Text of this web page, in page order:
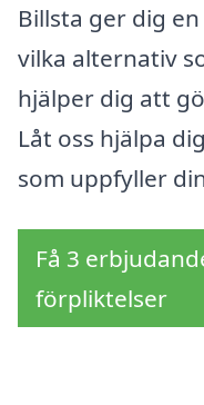
Billsta ger dig
vilka alternativ
hjälper dig att
Låt oss hjälpa
som uppfyller
Få 3
förpliktelser